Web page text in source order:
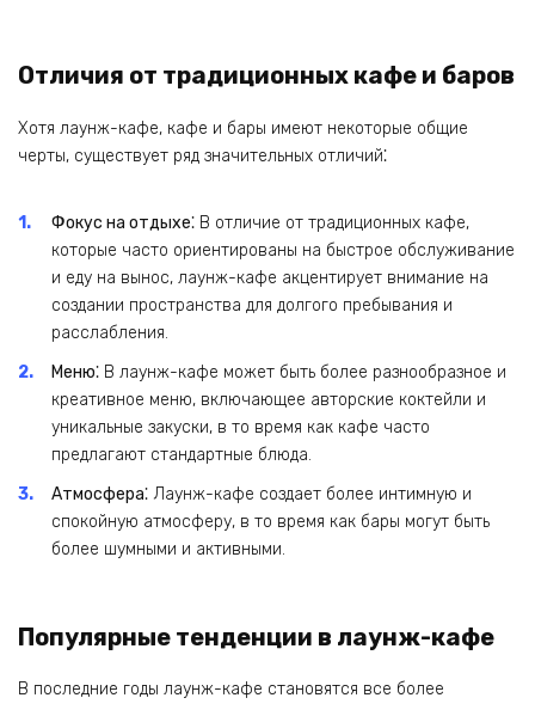
Отличия от традиционных кафе и баров
Хотя лаунж-кафе, кафе и бары имеют некоторые общие
черты, существует ряд значительных отличий⁚
Фокус на отдыхе⁚ В отличие от традиционных кафе,
которые часто ориентированы на быстрое обслуживание
и еду на вынос, лаунж-кафе акцентирует внимание на
создании пространства для долгого пребывания и
расслабления.
Меню⁚ В лаунж-кафе может быть более разнообразное и
креативное меню, включающее авторские коктейли и
уникальные закуски, в то время как кафе часто
предлагают стандартные блюда.
Атмосфера⁚ Лаунж-кафе создает более интимную и
спокойную атмосферу, в то время как бары могут быть
более шумными и активными.
Популярные тенденции в лаунж-кафе
В последние годы лаунж-кафе становятся все более